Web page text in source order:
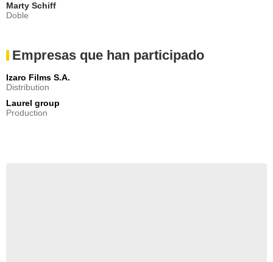
Marty Schiff
Doble
Empresas que han participado
Izaro Films S.A.
Distribution
Laurel group
Production